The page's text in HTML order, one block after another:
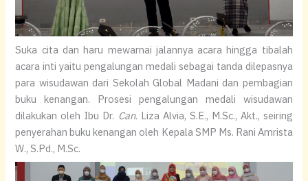
Suka cita dan haru mewarnai jalannya acara hingga tibalah
acara inti yaitu pengalungan medali sebagai tanda dilepasnya
para wisudawan dari Sekolah Global Madani dan pembagian
buku kenangan. Prosesi pengalungan medali wisudawan
dilakukan oleh Ibu Dr. Can. Liza Alvia, S.E., M.Sc., Akt., seiring
penyerahan buku kenangan oleh Kepala SMP Ms. Rani Amrista
W., S.Pd., M.Sc.